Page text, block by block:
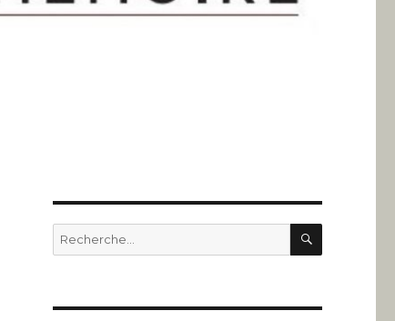
Recherche
pour